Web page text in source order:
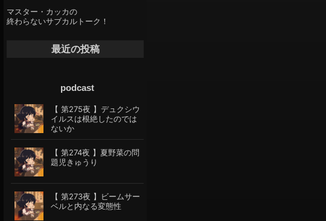
マスター・カッカの
終わらないサブカルトーク！
最近の投稿
podcast
【 第275夜 】デュクシウ
イルスは根絶したのでは
ないか
【 第274夜 】夏野菜の問
題児きゅうり
【 第273夜 】ビームサー
ベルと内なる変態性